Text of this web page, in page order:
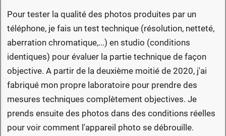
Pour tester la qualité des photos produites par un
téléphone, je fais un test technique (résolution, netteté,
aberration chromatique,...) en studio (conditions
identiques) pour évaluer la partie technique de façon
objective. A partir de la deuxième moitié de 2020, j'ai
fabriqué mon propre laboratoire pour prendre des
mesures techniques complètement objectives. Je
prends ensuite des photos dans des conditions réelles
pour voir comment l'appareil photo se débrouille.